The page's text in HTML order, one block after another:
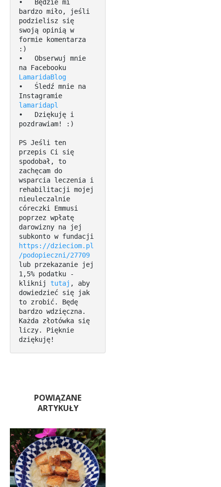
•   Będzie mi
bardzo miło, jeśli
podzielisz się
swoją opinią w
formie komentarza
:)
•   Obserwuj mnie
LamaridaBlog
•   Śledź mnie na
lamaridapl
•   Dziękuję i
pozdrawiam! :)
PS Jeśli ten
przepis Ci się
spodobał, to
zachęcam do
wsparcia leczenia i
rehabilitacji mojej
nieuleczalnie
córeczki Emmusi
poprzez wpłatę
darowizny na jej
https://dzieciom.pl
/podopieczni/27709
lub przekazanie jej
1,5% podatku -
kliknij tutaj , aby
dowiedzieć się jak
to zrobić. Będę
bardzo wdzięczna.
Każda złotówka się
liczy. Pięknie
dziękuję!
POWIĄZANE
ARTYKUŁY